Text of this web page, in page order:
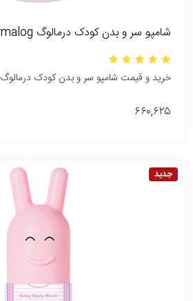
شامپو سر و بدن کودک درمالوگ Dermalog
خرید و قیمت شامپو سر و بدن کودک درمالوگ Dermalog ...
۶۶۰,۶۲۵
جدید